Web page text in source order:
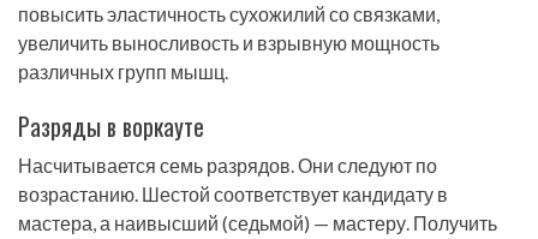
повысить эластичность сухожилий со связками,
увеличить выносливость и взрывную мощность
различных групп мышц.
Разряды в воркауте
Насчитывается семь разрядов. Они следуют по
возрастанию. Шестой соответствует кандидату в
мастера, а наивысший (седьмой) — мастеру. Получить